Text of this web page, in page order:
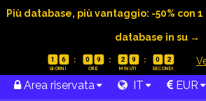
Più database, più vantaggio: -50% con
database in su →
1 6 0 9 2 9 0 2
Area riservata IT EUR